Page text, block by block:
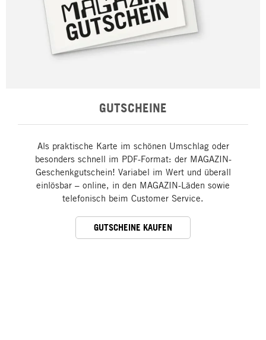
GUTSCHEINE
Als praktische Karte im schönen Umschlag oder
besonders schnell im PDF-Format: der MAGAZIN-
Geschenkgutschein! Variabel im Wert und überall
einlösbar – online, in den MAGAZIN-Läden sowie
telefonisch beim Customer Service.
GUTSCHEINE KAUFEN